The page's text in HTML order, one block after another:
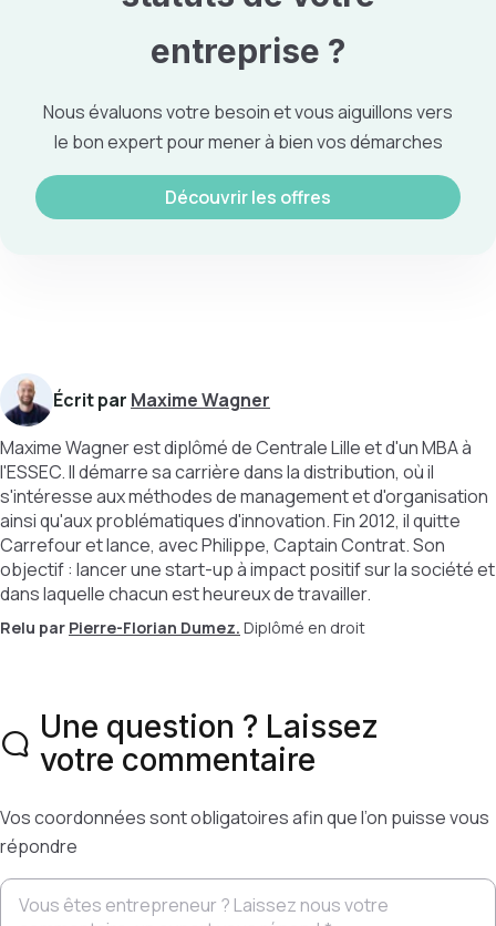
entreprise ?
Nous évaluons votre besoin et vous aiguillons vers
le bon expert pour mener à bien vos démarches
Découvrir les offres
Écrit par Maxime Wagner
Maxime Wagner est diplômé de Centrale Lille et d'un MBA à
l'ESSEC. Il démarre sa carrière dans la distribution, où il
s'intéresse aux méthodes de management et d'organisation
ainsi qu'aux problématiques d'innovation. Fin 2012, il quitte
Carrefour et lance, avec Philippe, Captain Contrat. Son
objectif : lancer une start-up à impact positif sur la société et
dans laquelle chacun est heureux de travailler.
Relu par Pierre-Florian Dumez. Diplômé en droit
Une question ? Laissez
votre commentaire
Vos coordonnées sont obligatoires afin que l’on puisse vous
répondre